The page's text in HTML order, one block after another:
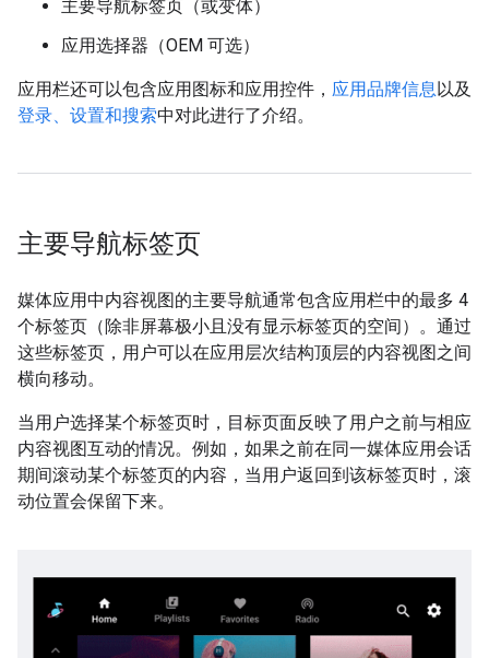
主要导航标签页（或变体）
应用选择器（OEM 可选）
应用栏还可以包含应用图标和应用控件， 应用品牌信息以及
登录、设置和搜索中对此进行了介绍。
主要导航标签页
媒体应用中内容视图的主要导航通常包含应用栏中的最多 4
个标签页（除非屏幕极小且没有显示标签页的空间）。通过
这些标签页，用户可以在应用层次结构顶层的内容视图之间
横向移动。
当用户选择某个标签页时，目标页面反映了用户之前与相应
内容视图互动的情况。例如，如果之前在同一媒体应用会话
期间滚动某个标签页的内容，当用户返回到该标签页时，滚
动位置会保留下来。